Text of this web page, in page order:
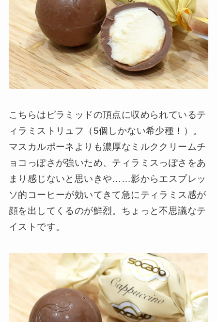
こちらはピラミッドの頂点に収められているテ
ィラミストリュフ（5個しかない希少種！）。
マスカルポーネよりも濃厚なミルククリームチ
ョコっぽさが強いため、ティラミスっぽさをあ
まり感じないと思いきや……影からエスプレッ
ソ的コーヒーが効いてきて急にティラミス感が
顔を出してくるのが鮮烈。ちょっと不思議なテ
イストです。